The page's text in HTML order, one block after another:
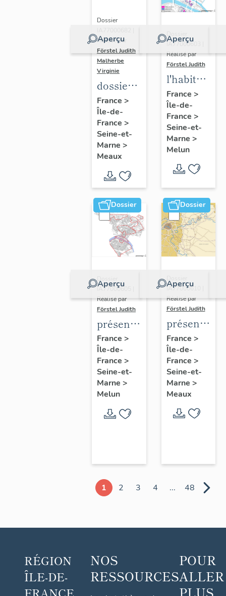
Aperçu
Dossier
Réalisé par
Förstel Judith
Malherbe
Virginie
dossier
collectif
sur les
cours
communes
du
Faubourg
Saint-
Nicolas
France >
Île-de-
France >
Seine-et-
Marne >
Meaux
Aperçu
IA77000603 |
Réalisé par
Förstel Judith
l'habitat
à Melun
France >
Île-de-
France >
Seine-et-
Marne >
Melun
Dossier
Aperçu
IA77000605 |
Réalisé par
Förstel Judith
présentation
de
l'étude
du
patrimoine
de
Melun
France >
Île-de-
France >
Seine-et-
Marne >
Melun
Dossier
Aperçu
IA77000610 |
Réalisé par
Förstel Judith
de
l'étude
du
patrimoine
de
Meaux
France >
Île-de-
France >
Seine-et-
Marne >
Meaux
1 2 3 4 ... 48
RÉGION
ÎLE-DE-
FRANCE
NOS
RESSOURCES
POUR
ALLER
PLUS